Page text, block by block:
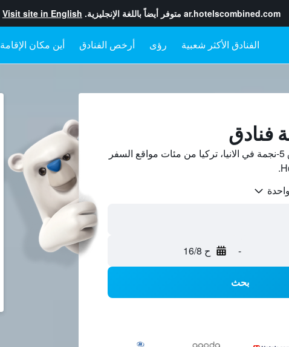
ar.hotelscombined.com متوفر أيضاً باللغة الإنجليزية. Visit site in English
رؤى أرخص الفنادق أين مكان الإقامة
قارن بين أسعار فنادق 5-نجمة في الانيا، تركيا من مئات مواقع السفر
- ح 16/8
بحث